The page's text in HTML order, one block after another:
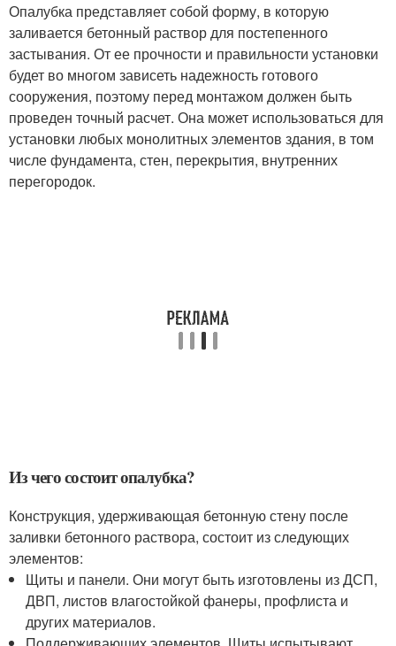
Опалубка представляет собой форму, в которую
заливается бетонный раствор для постепенного
застывания. От ее прочности и правильности установки
будет во многом зависеть надежность готового
сооружения, поэтому перед монтажом должен быть
проведен точный расчет. Она может использоваться для
установки любых монолитных элементов здания, в том
числе фундамента, стен, перекрытия, внутренних
перегородок.
Из чего состоит опалубка?
Конструкция, удерживающая бетонную стену после
заливки бетонного раствора, состоит из следующих
элементов:
Щиты и панели. Они могут быть изготовлены из ДСП,
ДВП, листов влагостойкой фанеры, профлиста и
других материалов.